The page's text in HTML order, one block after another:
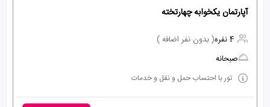
آپارتمان یکخوابه چهارتخته
4 نفره
( بدون نفر اضافه )
صبحانه
تور با احتساب حمل و نقل و خدمات